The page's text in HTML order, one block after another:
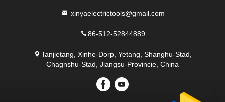
xinyaelectrictools@gmail.com
86-512-52844889
Tanjietang, Xinhe-Dorp, Yetang, Shanghu-Stad,
Chagnshu-Stad, Jiangsu-Provincie, China